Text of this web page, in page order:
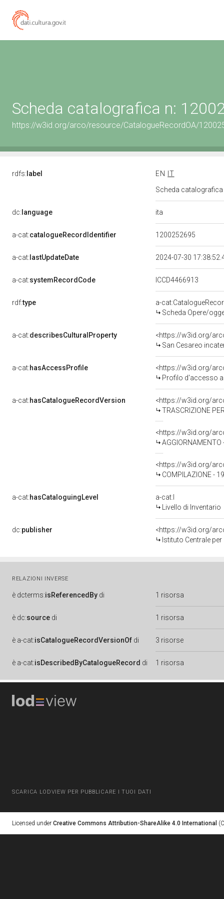
Scheda catalografica n:
https://w3id.org/arco/resource/CatalogueRecordOA/
rdfs: label EN
IT
Scheda
dc: language ita
a-cat:catalogueRecordIdentifier 1200252695
a-cat: lastUpdateDate 2024-07-30
a-cat:systemRecordCode ICCD4466913
rdf:type
a-
Scheda Opere/
a-cat:describesCulturalProperty
<https://w3id.org/
San Cesareo incatenato
a-cat:hasAccessProfile
<https://w3id.org/
Profilo d'accesso
a-cat:hasCatalogueRecordVersion
<https://w3id.org/
TRASCRIZIONE
<https://w3id.org/
AGGIORNAMENTO
<https://w3id.org/
COMPILAZIONE -
a-cat:hasCataloguingLevel
a-cat:I
Livello di Inventario
dc:publisher
<https://w3id.org/
Istituto Centrale
RELAZIONI INVERSE
è dcterms:isReferencedBy di 1 risorsa
è dc:source di 1 risorsa
è a-cat:isCatalogueRecordVersionOf di 3 risorse
è a-cat:isDescribedByCatalogueRecord di 1 risorsa
SCARICA LODVIEW PER PUBBLICARE I TUOI DATI
Licensed under Creative Commons Attribution-ShareAlike 4.0 International